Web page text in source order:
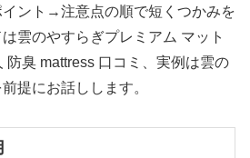
ント→注意点の順で短くつかみを
雲のやすらぎプレミアム マット
防臭 mattress 口コミ、実例は雲の
提にお話しします。